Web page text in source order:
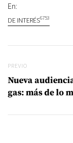
En:
DE INTERÉS6753
Previo
PREVIO
Nueva
gas: más de lo